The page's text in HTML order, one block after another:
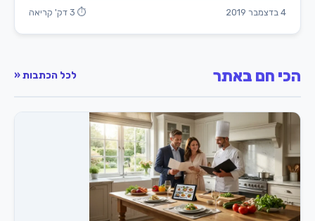
4 בדצמבר 2019 ⏱ 3 דק' קריאה
הכי חם באתר לכל הכתבות «